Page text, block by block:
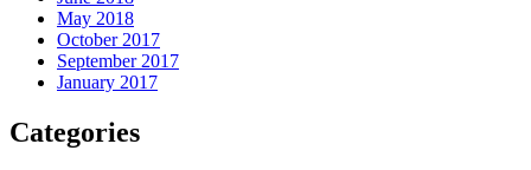
May 2018
October 2017
September 2017
January 2017
Categories